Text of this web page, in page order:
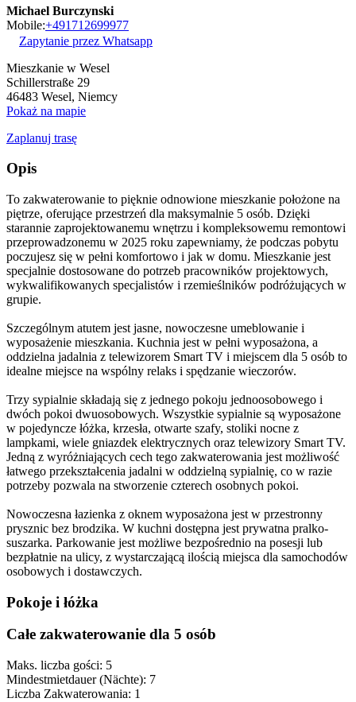
Michael Burczynski
Mobile:+491712699977
Zapytanie przez Whatsapp
Mieszkanie w Wesel
Schillerstraße 29
46483 Wesel, Niemcy
Pokaż na mapie
Zaplanuj trasę
Opis
To zakwaterowanie to pięknie odnowione mieszkanie położone na
piętrze, oferujące przestrzeń dla maksymalnie 5 osób. Dzięki
starannie zaprojektowanemu wnętrzu i kompleksowemu remontowi
przeprowadzonemu w 2025 roku zapewniamy, że podczas pobytu
poczujesz się w pełni komfortowo i jak w domu. Mieszkanie jest
specjalnie dostosowane do potrzeb pracowników projektowych,
wykwalifikowanych specjalistów i rzemieślników podróżujących w
grupie.
Szczególnym atutem jest jasne, nowoczesne umeblowanie i
wyposażenie mieszkania. Kuchnia jest w pełni wyposażona, a
oddzielna jadalnia z telewizorem Smart TV i miejscem dla 5 osób to
idealne miejsce na wspólny relaks i spędzanie wieczorów.
Trzy sypialnie składają się z jednego pokoju jednoosobowego i
dwóch pokoi dwuosobowych. Wszystkie sypialnie są wyposażone
w pojedyncze łóżka, krzesła, otwarte szafy, stoliki nocne z
lampkami, wiele gniazdek elektrycznych oraz telewizory Smart TV.
Jedną z wyróżniających cech tego zakwaterowania jest możliwość
łatwego przekształcenia jadalni w oddzielną sypialnię, co w razie
potrzeby pozwala na stworzenie czterech osobnych pokoi.
Nowoczesna łazienka z oknem wyposażona jest w przestronny
prysznic bez brodzika. W kuchni dostępna jest prywatna pralko-
suszarka. Parkowanie jest możliwe bezpośrednio na posesji lub
bezpłatnie na ulicy, z wystarczającą ilością miejsca dla samochodów
osobowych i dostawczych.
Pokoje i łóżka
Całe zakwaterowanie dla 5 osób
Maks. liczba gości: 5
Mindestmietdauer (Nächte): 7
Liczba Zakwaterowania: 1